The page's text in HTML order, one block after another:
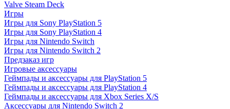
Valve Steam Deck
Игры
Игры для Sony PlayStation 5
Игры для Sony PlayStation 4
Игры для Nintendo Switch
Игры для Nintendo Switch 2
Предзаказ игр
Игровые аксессуары
Геймпады и аксессуары для PlayStation 5
Геймпады и аксессуары для PlayStation 4
Геймпады и аксессуары для Xbox Series X/S
Аксессуары для Nintendo Switch 2